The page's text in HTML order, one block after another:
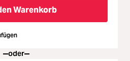
Warenkorb
oder